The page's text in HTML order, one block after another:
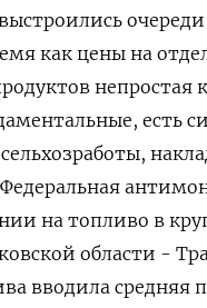
как цены на
непростая
есть
на топливо в
области -
вводила